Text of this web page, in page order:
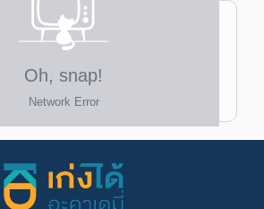
ประมาณ โฆษิตตาพานิช
ป.โท ครุศาสตร์มหาบัณฑิต สาขาวิชาการ
สอนสังคมศึกษา จุฬาฯ ป.ตรี ศิลปศาสตร์
บัณฑิต สาขาวิชาประวัติศาสตร์
ม.ศรีนครินทรวิโรฒ (เกียรตินิยมอันดับ 1)